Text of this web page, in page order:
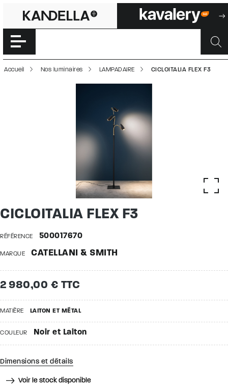
CICLOITALIA
Accéder directement au contenu de la page
Accueil Nos luminaires LAMPADAIRE CICLOITALIA FLEX F3
CICLOITALIA FLEX F3
RÉFÉRENCE 500017670
MARQUE CATELLANI & SMITH
2 980,00 € TTC
MATIÈRE LAITON ET MÉTAL
COULEUR Noir et Laiton
Dimensions et détails
Voir le stock disponible